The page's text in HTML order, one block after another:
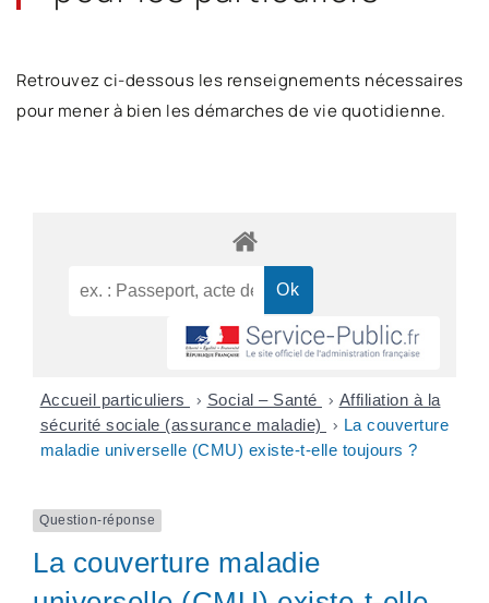
Retrouvez ci-dessous les renseignements nécessaires
pour mener à bien les démarches de vie quotidienne.
Accueil particuliers > Social – Santé > Affiliation à la
sécurité sociale (assurance maladie)
> La couverture
maladie universelle (CMU) existe-t-elle toujours ?
Question-réponse
La couverture maladie